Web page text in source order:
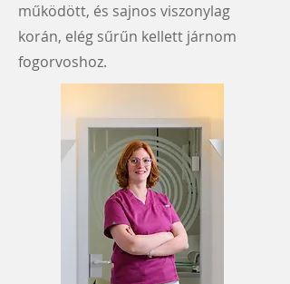
működött, és sajnos viszonylag
korán, elég sűrűn kellett járnom
fogorvoshoz.